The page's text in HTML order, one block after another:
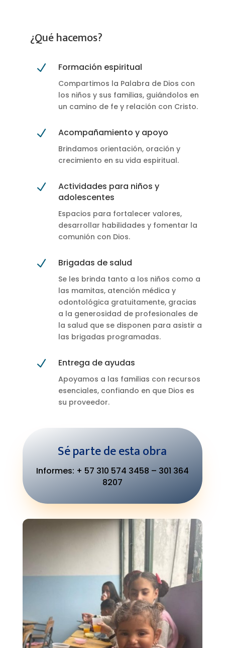
¿Qué hacemos?
N Formación espiritual
Compartimos la Palabra de Dios con
los niños y sus familias, guiándolos en
un camino de fe y relación con Cristo.
N Acompañamiento y apoyo
Brindamos orientación, oración y
crecimiento en su vida espiritual.
N
Actividades para niños y
adolescentes
Espacios para fortalecer valores,
desarrollar habilidades y fomentar la
comunión con Dios.
N Brigadas de salud
Se les brinda tanto a los niños como a
las mamitas, atención médica y
odontológica gratuitamente, gracias
a la generosidad de profesionales de
la salud que se disponen para asistir a
las brigadas programadas.
N Entrega de ayudas
Apoyamos a las familias con recursos
esenciales, confiando en que Dios es
su proveedor.
Sé parte de esta obra
Informes: + 57 310 574 3458 – 301 364
8207